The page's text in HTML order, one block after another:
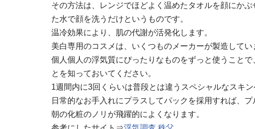
その方法は、レンジでほどよく温めたタオルを顔にか
た水で顔を洗うだけというものです。
温冷効果により、肌の代謝が活発化します。
美白専用のコスメは、いくつものメーカーが製造してい
個人個人の浮気質にぴったりなものをずっと使うこと
とを知っておいてください。
1週間内に3回くらいは普段とは違うスペシャルなスキン
日常的なお手入れにプラスしてパックを採用すれば、
朝の化粧のノリが飛躍的によくなります。